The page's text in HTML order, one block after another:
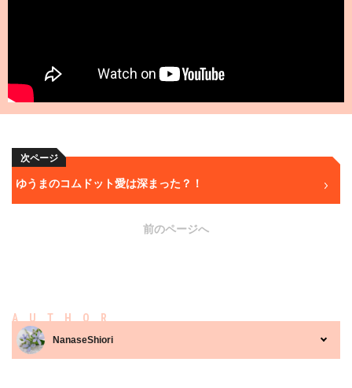
次ページ
ゆうまのコムドット愛は深まった？！
前のページへ
AUTHOR
NanaseShiori